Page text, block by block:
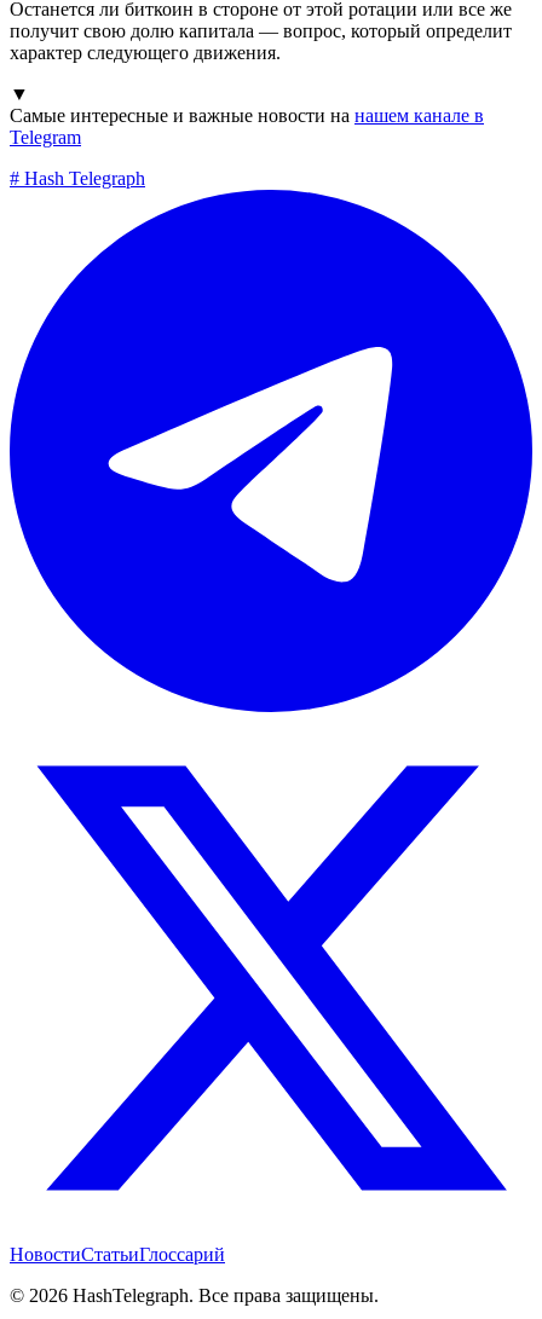
Останется ли биткоин в стороне от этой ротации или все же
получит свою долю капитала — вопрос, который определит
характер следующего движения.
▼
Самые интересные и важные новости на нашем канале в
Telegram
# Hash Telegraph
НовостиСтатьиГлоссарий
© 2026 HashTelegraph. Все права защищены.